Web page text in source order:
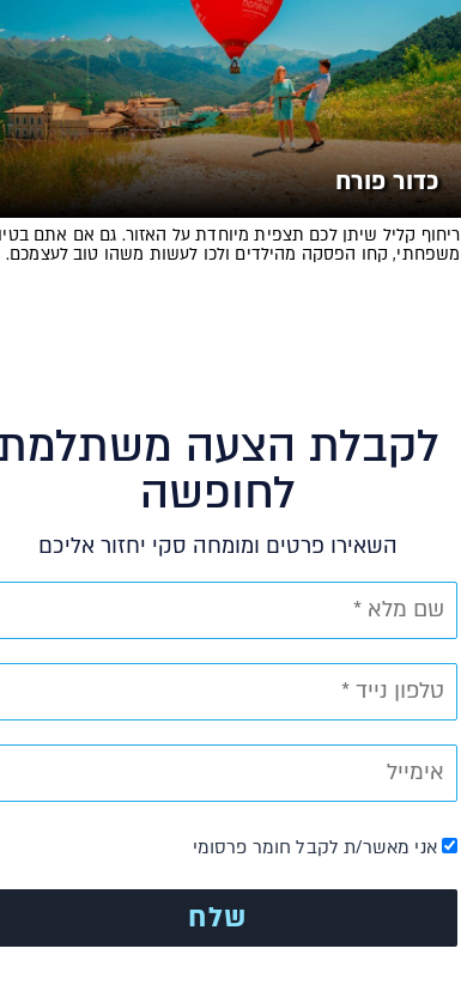
כדור פורח
ריחוף קליל שיתן לכם תצפית מיוחדת על האזור. גם אם אתם
משפחתי, קחו הפסקה מהילדים ולכו לעשות משהו טוב לעצמכם.
לקבלת הצעה
לחופשה
השאירו פרטים ומומחה סקי יחזור אליכם
אני מאשר/ת לקבל חומר פרסומי